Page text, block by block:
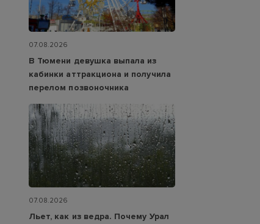
07.08.2026
В Тюмени девушка выпала из
кабинки аттракциона и получила
перелом позвоночника
07.08.2026
Льет, как из ведра. Почему Урал